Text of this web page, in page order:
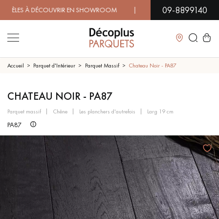
DÉCOUVRIR EN SHOWROOM | DISPONIBILITÉ09-8899140
Fermer
LES RECHERCHES LES PLUS COURANTES
PARQUET MASSIF
SOL PLAQUÉ BOIS VERITABLES
PARQUETS À MOTIFS
TRADITIONNELS
PARQUET EN BOIS EXOTIQUE PARQUET VERNIS
PARQUET HUILÉ PARQUET EN BOIS BRUT
Accueil Parquet d'Intérieur Parquet Massif Chateau Noir - PA87
CHATEAU NOIR - PA87
parquet massif chêne les planchers d'autrefois larg 19 cm
PA87